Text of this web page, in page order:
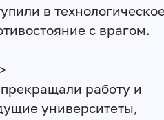
в
с врагом.
работу и
университеты,